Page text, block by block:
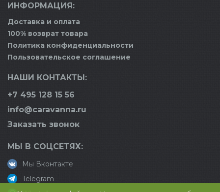
ИНФОРМАЦИЯ:
Доставка и оплата
100% возврат товара
Политика конфиденциальности
Пользовательское соглашение
НАШИ КОНТАКТЫ:
+7 495 128 15 56
info@caravanna.ru
Заказать звонок
МЫ В СОЦСЕТЯХ:
Мы Вконтакте
Telegram